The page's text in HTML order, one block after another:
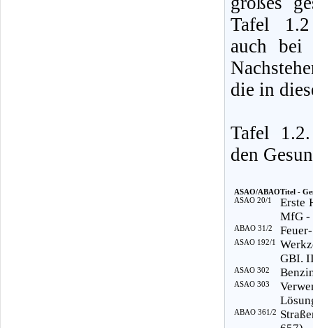
Tafel 1.2
auch bei
die in
Tafel
den
ASAO/ABAOTitel -
ASAO 20/1
Erste
MfG -
ABAO 31/2
ASAO 192/1
GBI.
ASAO 302
ASAO 303
ABAO 361/2